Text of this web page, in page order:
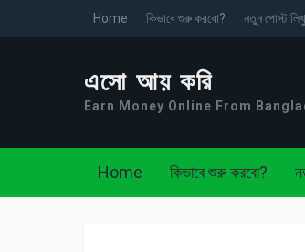
Home কিভাবে শুরু করবো? নতুন পোস্ট
এসো আয় করি
Earn Money Online From
Home কিভাবে শুরু করবো?